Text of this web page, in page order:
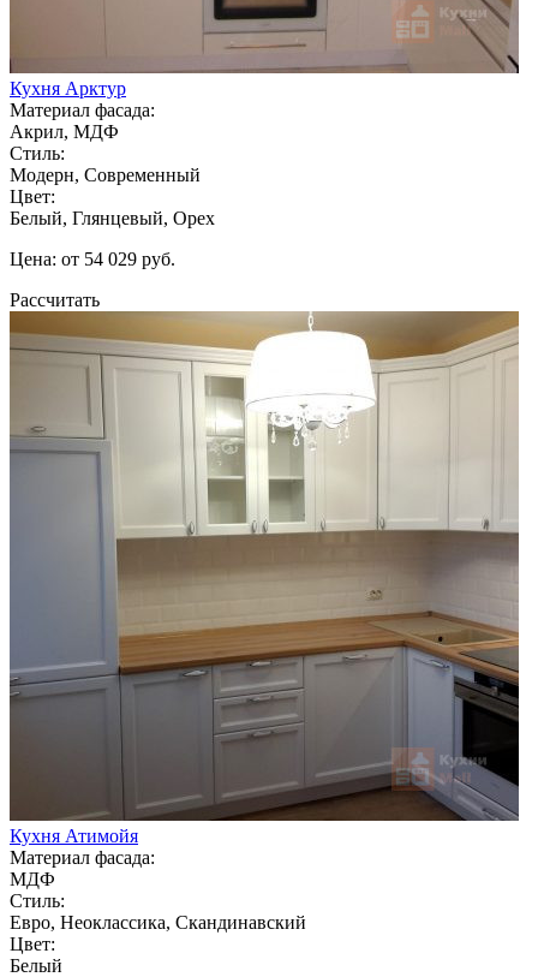
Кухня Арктур
Материал фасада:
Акрил, МДФ
Стиль:
Модерн, Современный
Цвет:
Белый, Глянцевый, Орех
Цена: от 54 029 руб.
Рассчитать
Кухня Атимойя
Материал фасада:
МДФ
Стиль:
Евро, Неоклассика, Скандинавский
Цвет:
Белый